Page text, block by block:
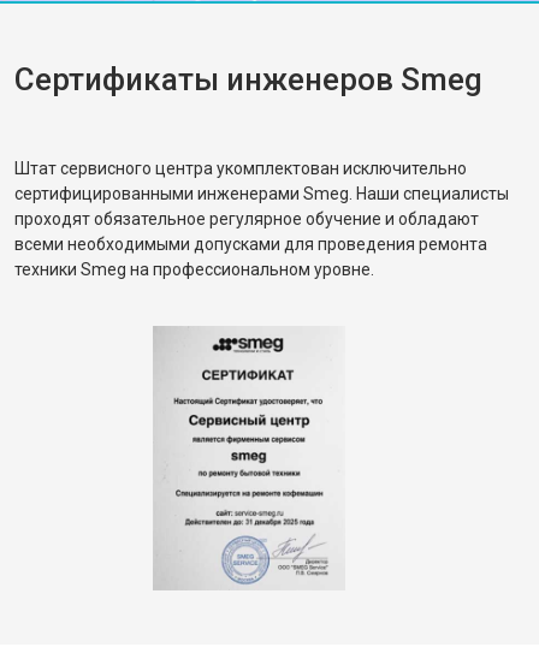
Сертификаты инженеров Smeg
Штат сервисного центра укомплектован исключительно
сертифицированными инженерами Smeg. Наши специалисты
проходят обязательное регулярное обучение и обладают
всеми необходимыми допусками для проведения ремонта
техники Smeg на профессиональном уровне.